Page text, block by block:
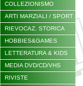
COLLEZIONISMO
ARTI MARZIALI / SPORT
RIEVOCAZ. STORICA
HOBBIES&GAMES
LETTERATURA & KIDS
MEDIA DVD/CD/VHS
RIVISTE